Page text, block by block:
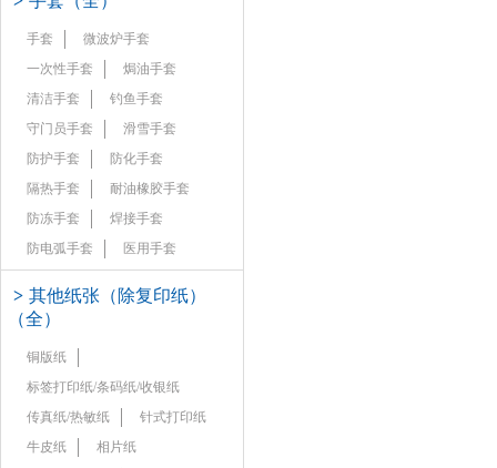
手套
微波炉手套
一次性手套
焗油手套
清洁手套
钓鱼手套
守门员手套
滑雪手套
防护手套
防化手套
隔热手套
耐油橡胶手套
防冻手套
焊接手套
防电弧手套
医用手套
> 其他纸张（除复印纸）
（全）
铜版纸
标签打印纸/条码纸/收银纸
传真纸/热敏纸
针式打印纸
牛皮纸
相片纸